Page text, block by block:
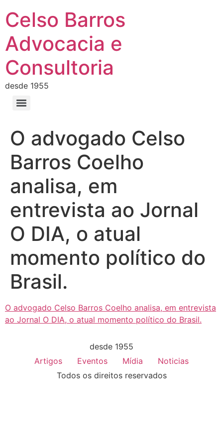
Celso Barros
Advocacia e
Consultoria
desde 1955
O advogado Celso
Barros Coelho
analisa, em
entrevista ao Jornal
O DIA, o atual
momento político do
Brasil.
O advogado Celso Barros Coelho analisa, em entrevista
ao Jornal O DIA, o atual momento político do Brasil.
desde 1955
Artigos
Eventos Mídia
Noticias
Todos os direitos reservados